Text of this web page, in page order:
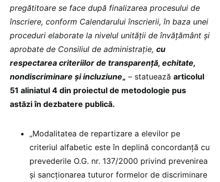
pregătitoare se face după finalizarea procesului de
înscriere, conform Calendarului înscrierii, în baza unei
proceduri elaborate la nivelul unității de învățământ și
aprobate de Consiliul de administrație, cu
respectarea criteriilor de transparență, echitate,
nondiscriminare și incluziune„ – statuează articolul
51 aliniatul 4 din proiectul de metodologie pus
astăzi în dezbatere publică.
„Modalitatea de repartizare a elevilor pe
criteriul alfabetic este în deplină concordanţă cu
prevederile O.G. nr. 137/2000 privind prevenirea
şi sancţionarea tuturor formelor de discriminare